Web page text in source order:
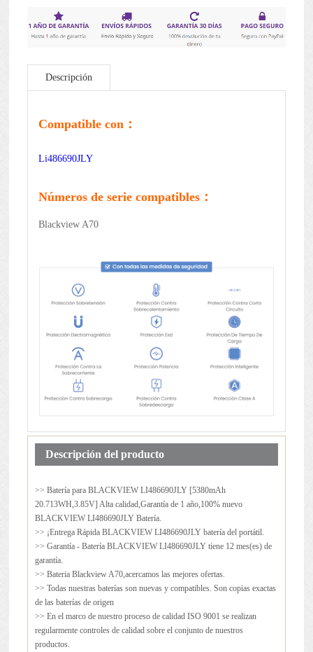
Descripción
Compatible con：
Li486690JLY
Números de serie compatibles：
Blackview A70
Descripción del producto
>> Batería para BLACKVIEW LI486690JLY [5380mAh
20.713WH,3.85V] Alta calidad,Garantía de 1 año,100% nuevo
BLACKVIEW LI486690JLY Batería.
>> ¡Entrega Rápida BLACKVIEW LI486690JLY batería del portátil.
>> Garantía - Batería BLACKVIEW LI486690JLY tiene 12 mes(es) de
garantía.
>> Bateria Blackview A70,acercamos las mejores ofertas.
>> Todas nuestras baterías son nuevas y compatibles. Son copias exactas
de las baterías de origen
>> En el marco de nuestro proceso de calidad ISO 9001 se realizan
regularmente controles de calidad sobre el conjunto de nuestros
productos.